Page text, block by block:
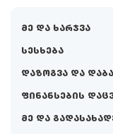
მე და ხარჯვა
სესხება
დაზოგვა და
ფინანსების
მე და